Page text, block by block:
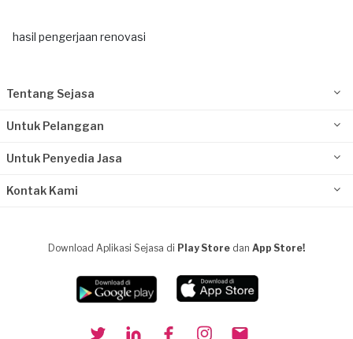
hasil pengerjaan renovasi
Tentang Sejasa
Untuk Pelanggan
Untuk Penyedia Jasa
Kontak Kami
Download Aplikasi Sejasa di Play Store dan App Store!